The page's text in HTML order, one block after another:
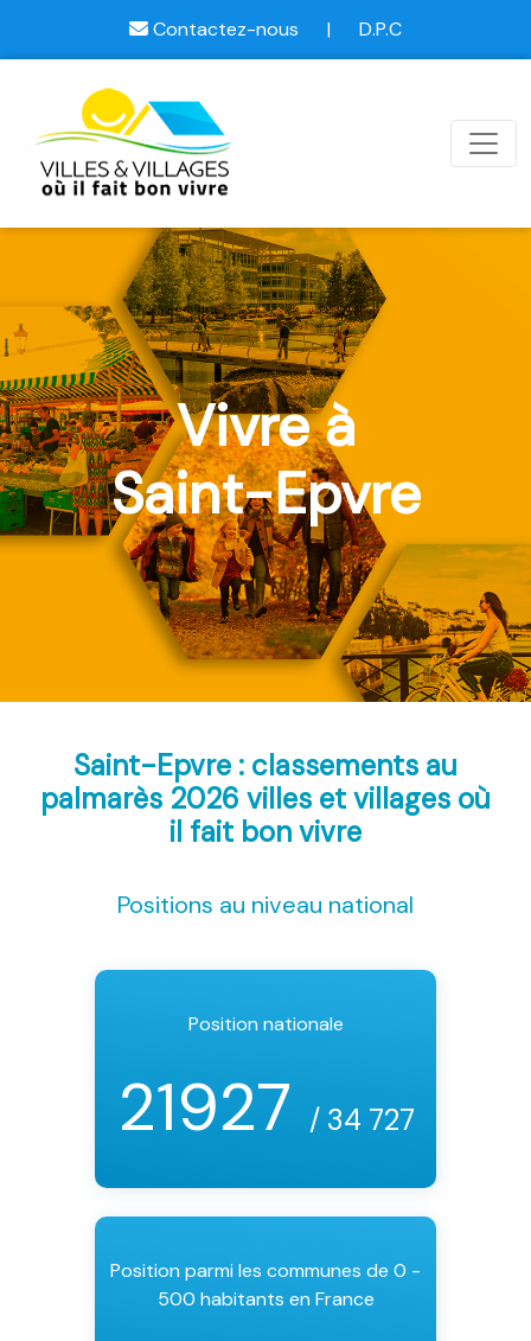
Contactez-nous | D.P.C
Vivre à
Saint-Epvre
Saint-Epvre : classements au
palmarès 2026 villes et villages où
il fait bon vivre
Positions au niveau national
Position nationale
21927 / 34 727
Position parmi les communes de 0 -
500 habitants en France